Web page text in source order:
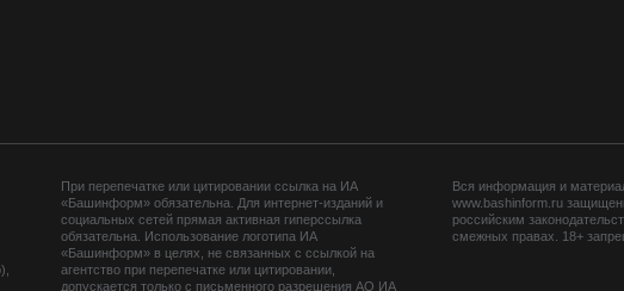
При перепечатке или цитировании ссылка на ИА
«Башинформ» обязательна. Для интернет-изданий и
социальных сетей прямая активная гиперссылка
обязательна. Использование логотипа ИА
«Башинформ» в целях, не связанных с ссылкой на
агентство при перепечатке или цитировании,
допускается только с письменного разрешения АО ИА
Вся информация и
www.bashinform.ru
российским
смежных правах. 18+